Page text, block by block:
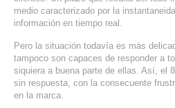
MARKETING DIGITAL
EMAIL MARKETING
SERVICIOS DE TI
ASESORÍA TECNOLÓGICA
medio caracterizado por la
información en tiempo real.
Pero la situación todavía es más
tampoco son capaces de responder a
siquiera a buena parte de ellas. Así, el
sin respuesta, con la consecuente
en la marca.